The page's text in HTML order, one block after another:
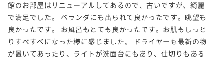
館のお部屋はリニューアルしてあるので、古いですが、綺麗
で満足でした。 ベランダにも出られて良かったです。眺望も
良かったです。 お風呂もとても良かったです。お肌もしっと
りすべすべになった様に感じました。 ドライヤーも最新の物
が置いてあったり、ライトが洗面台にもあり、仕切りもある